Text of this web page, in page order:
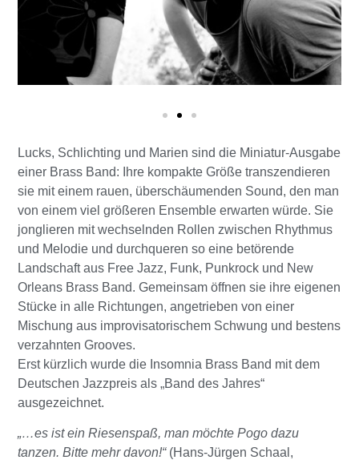
Lucks, Schlichting und Marien sind die Miniatur-Ausgabe
einer Brass Band: Ihre kompakte Größe transzendieren
sie mit einem rauen, überschäumenden Sound, den man
von einem viel größeren Ensemble erwarten würde. Sie
jonglieren mit wechselnden Rollen zwischen Rhythmus
und Melodie und durchqueren so eine betörende
Landschaft aus Free Jazz, Funk, Punkrock und New
Orleans Brass Band. Gemeinsam öffnen sie ihre eigenen
Stücke in alle Richtungen, angetrieben von einer
Mischung aus improvisatorischem Schwung und bestens
verzahnten Grooves.
Erst kürzlich wurde die Insomnia Brass Band mit dem
Deutschen Jazzpreis als „Band des Jahres“
ausgezeichnet.
„…es ist ein Riesenspaß, man möchte Pogo dazu
tanzen. Bitte mehr davon!“(Hans-Jürgen Schaal,